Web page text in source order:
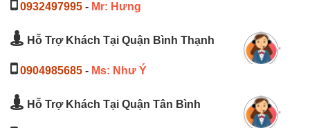
0932497995 - Mr: Hưng
Hỗ Trợ Khách Tại Quận Bình Thạnh
0904985685 - Ms: Như Ý
Hỗ Trợ Khách Tại Quận Tân Bình